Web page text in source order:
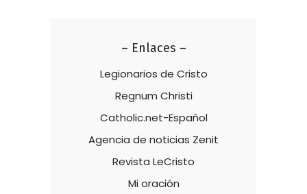
– Enlaces –
Legionarios de Cristo
Regnum Christi
Catholic.net-Español
Agencia de noticias Zenit
Revista LeCristo
Mi oración